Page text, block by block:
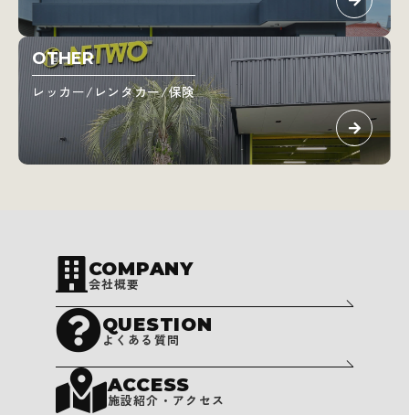
OTHER
レッカー/レンタカー/保険
COMPANY
会社概要
QUESTION
よくある質問
ACCESS
施設紹介・アクセス